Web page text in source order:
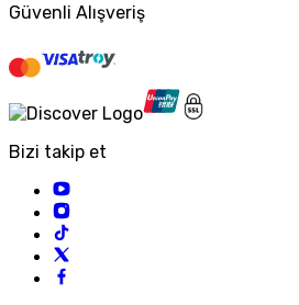
Güvenli Alışveriş
Bizi takip et